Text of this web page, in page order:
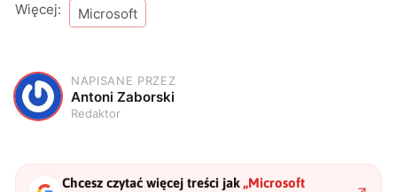
Więcej: Microsoft
A
NAPISANE PRZEZ
Antoni Zaborski
Redaktor
Chcesz czytać więcej treści jak „Microsoft